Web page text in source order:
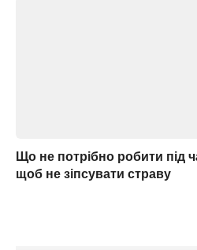
Що не потрібно робити під
щоб не зіпсувати страву